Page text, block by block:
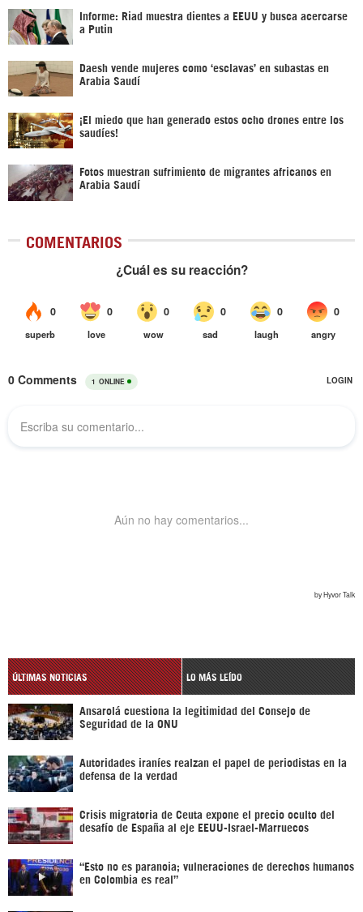
Informe: Riad muestra dientes a EEUU y busca acercarse
a Putin
Daesh vende mujeres como ‘esclavas’ en subastas en
Arabia Saudí
¡El miedo que han generado estos ocho drones entre los
saudíes!
Fotos muestran sufrimiento de migrantes africanos en
Arabia Saudí
COMENTARIOS
ÚLTIMAS NOTICIAS LO MÁS LEÍDO
Ansarolá cuestiona la legitimidad del Consejo de
Seguridad de la ONU
Autoridades iraníes realzan el papel de periodistas en la
defensa de la verdad
Crisis migratoria de Ceuta expone el precio oculto del
desafío de España al eje EEUU-Israel-Marruecos
“Esto no es paranoia; vulneraciones de derechos humanos
en Colombia es real”